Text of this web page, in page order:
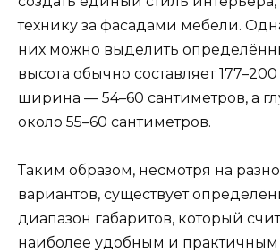
технику за фасадами мебели.
них можно выделить
высота обычно составляет
ширина — 54–60 сантиметров, а
около 55–60 сантиметров.
Таким образом, несмотря на
вариантов, существует
диапазон габаритов, который
наиболее удобным и практичным